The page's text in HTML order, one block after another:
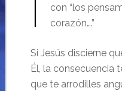
con “los
corazón….”
Si Jesús discierne
Él, la consecuencia
que te arrodilles